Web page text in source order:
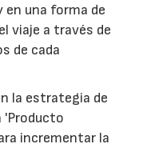
una forma de
viaje a través de
de cada
la estrategia de
'Producto
incrementar la